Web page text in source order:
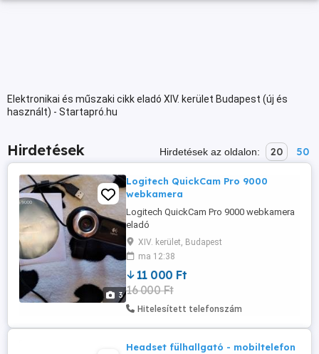
Elektronikai és műszaki cikk eladó XIV. kerület Budapest (új és
használt) - Startapró.hu
Hirdetések Hirdetések az oldalon: 20 50
3
Logitech QuickCam Pro 9000
webkamera
Logitech QuickCam Pro 9000 webkamera
eladó
https://www.arukereso.hu/webkamera-
c3113/logitech/quickcam-pro-9000-
p17461544/#termek-leiras Ár: 11000 ft.
M:06702966826
XIV. kerület, Budapest
ma 12:38
11 000 Ft
16 000 Ft
Hitelesített telefonszám
Headset fülhallgató - mobiltelefon